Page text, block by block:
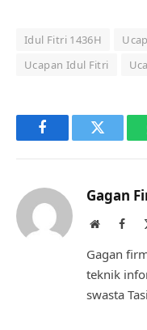
Idul Fitri 1436H
Ucapan Idul Fitri
FacebookTwitter
Gagan
Website
Gagan
teknik
swasta